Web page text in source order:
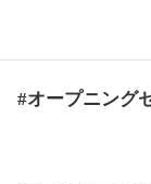
#オープニング